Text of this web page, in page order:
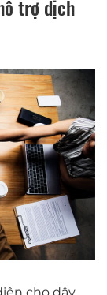
trợ dịch
cho dây